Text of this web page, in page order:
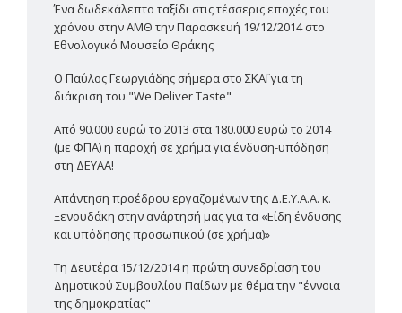
Ένα δωδεκάλεπτο ταξίδι στις τέσσερις εποχές του
χρόνου στην ΑΜΘ την Παρασκευή 19/12/2014 στο
Εθνολογικό Μουσείο Θράκης
Ο Παύλος Γεωργιάδης σήμερα στο ΣΚΑΪ για τη
διάκριση του "We Deliver Taste"
Από 90.000 ευρώ το 2013 στα 180.000 ευρώ το 2014
(με ΦΠΑ) η παροχή σε χρήμα για ένδυση-υπόδηση
στη ΔΕΥΑΑ!
Απάντηση προέδρου εργαζομένων της Δ.Ε.Υ.Α.Α. κ.
Ξενουδάκη στην ανάρτησή μας για τα «Είδη ένδυσης
και υπόδησης προσωπικού (σε χρήμα)»
Τη Δευτέρα 15/12/2014 η πρώτη συνεδρίαση του
Δημοτικού Συμβουλίου Παίδων με θέμα την "έννοια
της δημοκρατίας"